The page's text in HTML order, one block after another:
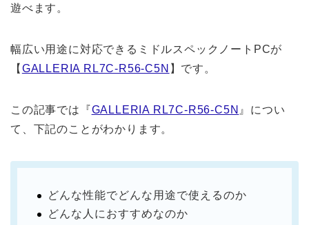
遊べます。
幅広い用途に対応できるミドルスペックノートPCが
【 GALLERIA RL7C-R56-C5N 】です。
この記事では『GALLERIA RL7C-R56-C5N 』につい
て、下記のことがわかります。
どんな性能でどんな用途で使えるのか
どんな人におすすめなのか